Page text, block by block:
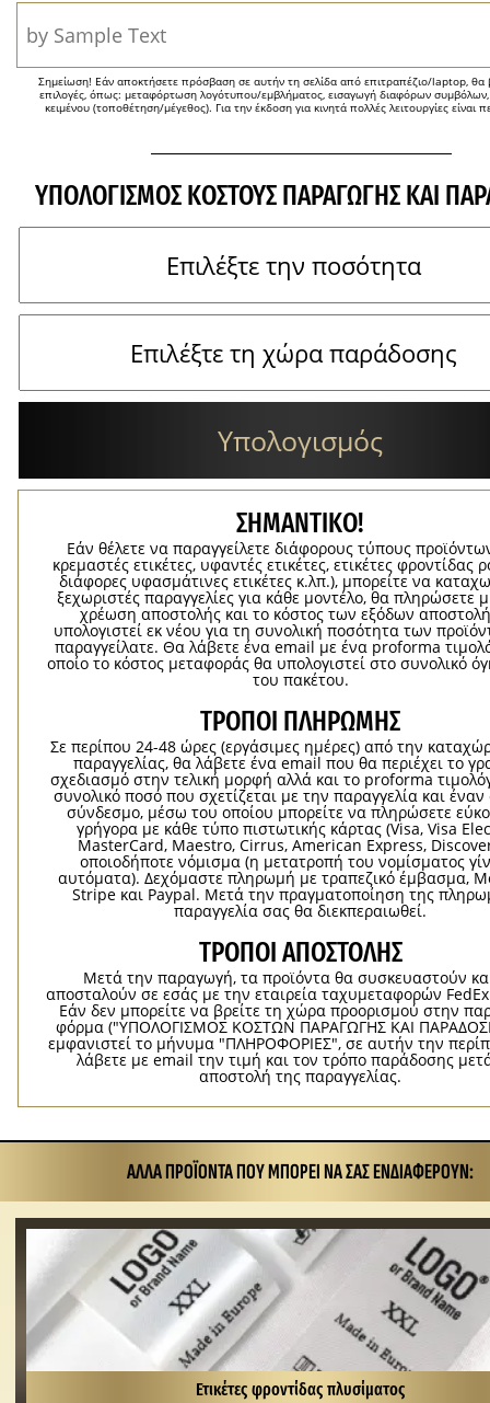
Σημείωση! Εάν αποκτήσετε πρόσβαση σε αυτήν τη σελίδα από επιτραπέζιο/laptop, θα
επιλογές, όπως: μεταφόρτωση λογότυπου/εμβλήματος, εισαγωγή διαφόρων
κειμένου (τοποθέτηση/μέγεθος). Για την έκδοση για κινητά πολλές λειτουργίες είναι
ΥΠΟΛΟΓΙΣΜΌΣ ΚΌΣΤΟΥΣ ΠΑΡΑΓΩΓΉΣ ΚΑΙ
Υπολογισμός
ΣΗΜΑΝΤΙΚΟ!
Εάν θέλετε να παραγγείλετε διάφορους τύπους
κρεμαστές ετικέτες, υφαντές ετικέτες, ετικέτες φροντίδας
διάφορες υφασμάτινες ετικέτες κ.λπ.), μπορείτε να
ξεχωριστές παραγγελίες για κάθε μοντέλο, θα πληρώσετε
χρέωση αποστολής και το κόστος των εξόδων
υπολογιστεί εκ νέου για τη συνολική ποσότητα των
παραγγείλατε. Θα λάβετε ένα email με ένα proforma
οποίο το κόστος μεταφοράς θα υπολογιστεί στο συνολικό
του πακέτου.
ΤΡΌΠΟΙ ΠΛΗΡΩΜΉΣ
Σε περίπου 24-48 ώρες (εργάσιμες ημέρες) από την
παραγγελίας, θα λάβετε ένα email που θα περιέχει το
σχεδιασμό στην τελική μορφή αλλά και το proforma
συνολικό ποσό που σχετίζεται με την παραγγελία και
σύνδεσμο, μέσω του οποίου μπορείτε να πληρώσετε
γρήγορα με κάθε τύπο πιστωτικής κάρτας (Visa, Visa
MasterCard, Maestro, Cirrus, American Express,
οποιοδήποτε νόμισμα (η μετατροπή του νομίσματος
αυτόματα). Δεχόμαστε πληρωμή με τραπεζικό έμβασμα,
Stripe και Paypal. Μετά την πραγματοποίηση της
παραγγελία σας θα διεκπεραιωθεί.
ΤΡΌΠΟΙ ΑΠΟΣΤΟΛΉΣ
Μετά την παραγωγή, τα προϊόντα θα συσκευαστούν
αποσταλούν σε εσάς με την εταιρεία ταχυμεταφορών
Εάν δεν μπορείτε να βρείτε τη χώρα προορισμού στην
φόρμα ("ΥΠΟΛΟΓΙΣΜΟΣ ΚΟΣΤΩΝ ΠΑΡΑΓΩΓΗΣ ΚΑΙ
εμφανιστεί το μήνυμα "ΠΛΗΡΟΦΟΡΙΕΣ", σε αυτήν την
λάβετε με email την τιμή και τον τρόπο παράδοσης
αποστολή της παραγγελίας.
ΆΛΛΑ ΠΡΟΪΌΝΤΑ ΠΟΥ ΜΠΟΡΕΊ ΝΑ ΣΑΣ ΕΝΔΙΑΦΈΡΟΥΝ:
Ετικέτες φροντίδας πλυσίματος